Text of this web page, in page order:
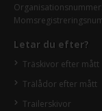
Letar du efter?
Träskivor efter mått
Trälådor efter mått
Trailerskivor